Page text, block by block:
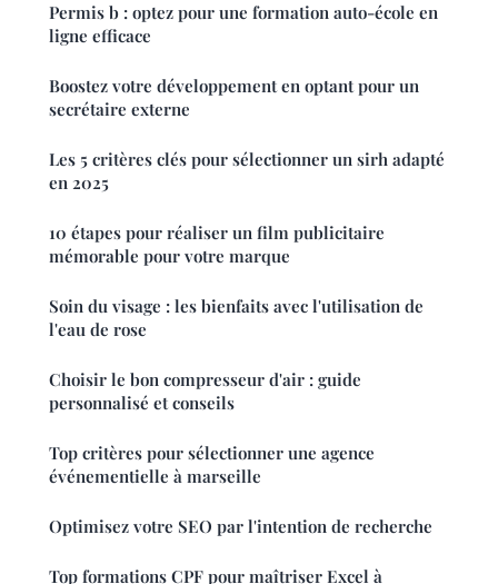
Permis b : optez pour une formation auto-école en
ligne efficace
Boostez votre développement en optant pour un
secrétaire externe
Les 5 critères clés pour sélectionner un sirh adapté
en 2025
10 étapes pour réaliser un film publicitaire
mémorable pour votre marque
Soin du visage : les bienfaits avec l'utilisation de
l'eau de rose
Choisir le bon compresseur d'air : guide
personnalisé et conseils
Top critères pour sélectionner une agence
événementielle à marseille
Optimisez votre SEO par l'intention de recherche
Top formations CPF pour maîtriser Excel à